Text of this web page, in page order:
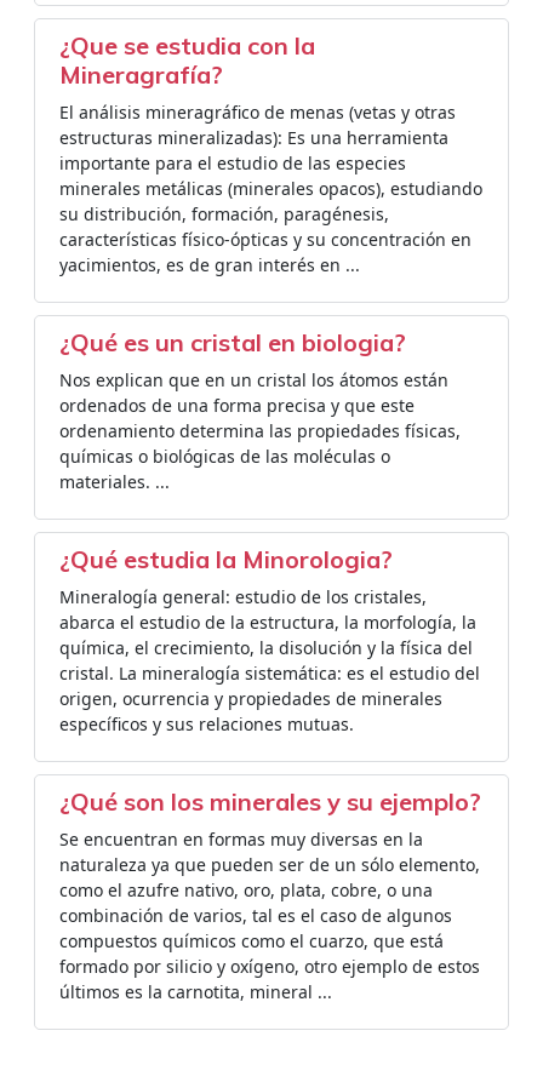
¿Que se estudia con la
Mineragrafía?
El análisis mineragráfico de menas (vetas y otras
estructuras mineralizadas): Es una herramienta
importante para el estudio de las especies
minerales metálicas (minerales opacos), estudiando
su distribución, formación, paragénesis,
características físico-ópticas y su concentración en
yacimientos, es de gran interés en ...
¿Qué es un cristal en biologia?
Nos explican que en un cristal los átomos están
ordenados de una forma precisa y que este
ordenamiento determina las propiedades físicas,
químicas o biológicas de las moléculas o
materiales. ...
¿Qué estudia la Minorologia?
Mineralogía general: estudio de los cristales,
abarca el estudio de la estructura, la morfología, la
química, el crecimiento, la disolución y la física del
cristal. La mineralogía sistemática: es el estudio del
origen, ocurrencia y propiedades de minerales
específicos y sus relaciones mutuas.
¿Qué son los minerales y su ejemplo?
Se encuentran en formas muy diversas en la
naturaleza ya que pueden ser de un sólo elemento,
como el azufre nativo, oro, plata, cobre, o una
combinación de varios, tal es el caso de algunos
compuestos químicos como el cuarzo, que está
formado por silicio y oxígeno, otro ejemplo de estos
últimos es la carnotita, mineral ...